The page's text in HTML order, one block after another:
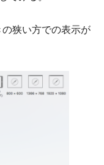
狭い方での表示が